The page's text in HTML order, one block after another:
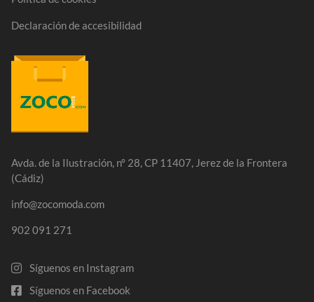
Declaración de accesibilidad
Avda. de la Ilustración, nº 28, CP 11407, Jerez de la Frontera
(Cádiz)
info@zocomoda.com
902 091 271
Síguenos en Instagram
Síguenos en Facebook